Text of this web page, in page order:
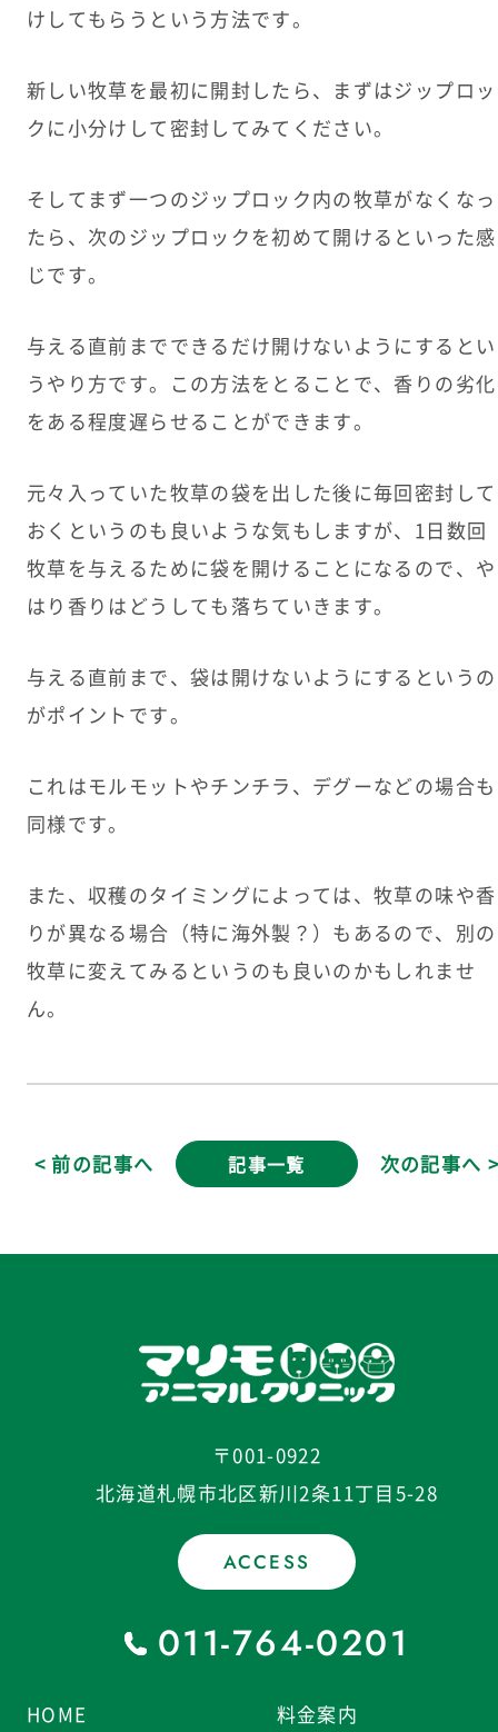
けしてもらうという方法です。
新しい牧草を最初に開封したら、まずはジップロッ
クに小分けして密封してみてください。
そしてまず一つのジップロック内の牧草がなくなっ
たら、次のジップロックを初めて開けるといった感
じです。
与える直前までできるだけ開けないようにするとい
うやり方です。この方法をとることで、香りの劣化
をある程度遅らせることができます。
元々入っていた牧草の袋を出した後に毎回密封して
おくというのも良いような気もしますが、1日数回
牧草を与えるために袋を開けることになるので、や
はり香りはどうしても落ちていきます。
与える直前まで、袋は開けないようにするというの
がポイントです。
これはモルモットやチンチラ、デグーなどの場合も
同様です。
また、収穫のタイミングによっては、牧草の味や香
りが異なる場合（特に海外製？）もあるので、別の
牧草に変えてみるというのも良いのかもしれませ
ん。
< 前の記事へ 記事一覧 次の記事へ
〒001-0922
北海道札幌市北区新川2条11丁目5-28
ACCESS
011-764-0201
HOME 料金案内